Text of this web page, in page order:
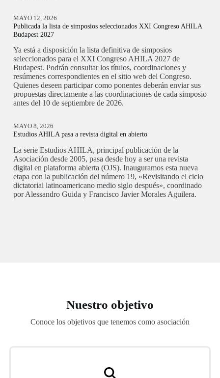
MAYO 12, 2026
Publicada la lista de simposios seleccionados XXI Congreso AHILA
Budapest 2027
Ya está a disposición la lista definitiva de simposios
seleccionados para el XXI Congreso AHILA 2027 de
Budapest. Podrán consultar los títulos, coordinaciones y
resúmenes correspondientes en el sitio web del Congreso.
Quienes deseen participar como ponentes deberán enviar sus
propuestas directamente a las coordinaciones de cada simposio
antes del 10 de septiembre de 2026.
MAYO 8, 2026
Estudios AHILA pasa a revista digital en abierto
La serie Estudios AHILA, principal publicación de la
Asociación desde 2005, pasa desde hoy a ser una revista
digital en plataforma abierta (OJS). Inauguramos esta nueva
etapa con la publicación del número 19, «Revisitando el ciclo
dictatorial latinoamericano medio siglo después», coordinado
por Alessandro Guida y Francisco Javier Morales Aguilera.
Nuestro objetivo
Conoce los objetivos que tenemos como asociación